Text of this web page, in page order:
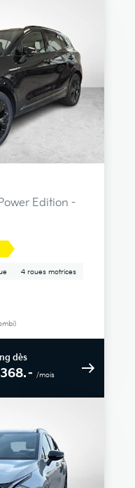
Edition -
4 roues motrices
dès
368.– /mois